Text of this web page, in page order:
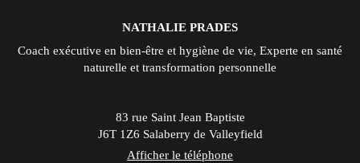
NATHALIE PRADES
Coach exécutive en bien-être et hygiène de vie, Experte en santé
naturelle et transformation personnelle
83 rue Saint Jean Baptiste
J6T 1Z6 Salaberry de Valleyfield
Afficher le téléphone